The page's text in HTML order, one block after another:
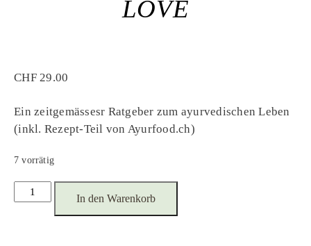
LOVE
CHF29.00
Ein zeitgemässesr Ratgeber zum ayurvedischen Leben
(inkl. Rezept-Teil von Ayurfood.ch)
7 vorrätig
Buch:
Ayurveda
In den Warenkorb